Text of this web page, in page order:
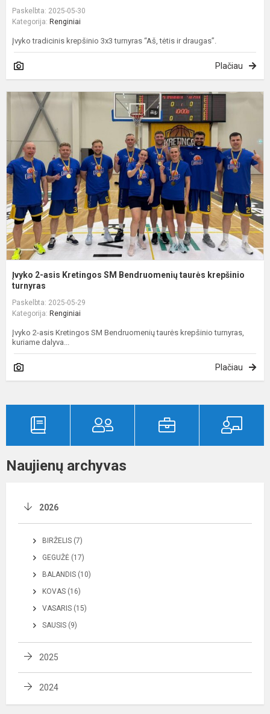
Paskelbta: 2025-05-30
Kategorija: Renginiai
Įvyko tradicinis krepšinio 3x3 turnyras “Aš, tėtis ir draugas”.
Plačiau
Įvyko 2-asis Kretingos SM Bendruomenių taurės krepšinio
turnyras
Paskelbta: 2025-05-29
Kategorija: Renginiai
Įvyko 2-asis Kretingos SM Bendruomenių taurės krepšinio turnyras,
kuriame dalyva...
Plačiau
Naujienų archyvas
2026
BIRŽELIS (7)
GEGUŽĖ (17)
BALANDIS (10)
KOVAS (16)
VASARIS (15)
SAUSIS (9)
2025
2024